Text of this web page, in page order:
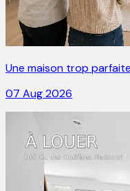
Une maison trop
07 Aug 2026